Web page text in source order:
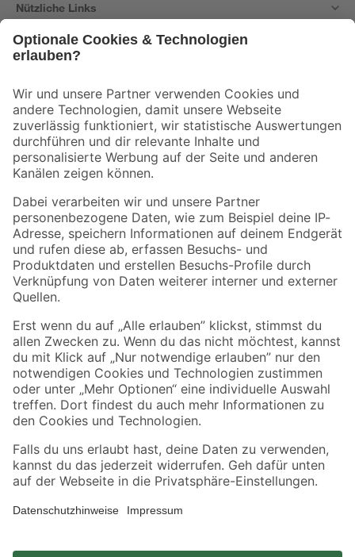
Nützliche Links
Der toom Newsletter: Keine Angebote und Aktionen mehr verpassen!
Zur Newsletter Anmeldung
Folge uns
Zahlungsarten Versandarten
Sicher einkaufen
Jetzt die toom-App herunterladen
Alle Preisangaben in EUR inkl. gesetzl. MwSt.. Die dargestellten Angebote sind unter
Umständen nicht in allen Märkten verfügbar. Die angegebenen Verfügbarkeiten beziehen
Produkte nur solange der Vorrat reicht.
*Paketversand ab 59 € versandkostenfrei, gilt nicht für Artikel mit Speditionsversand, hier